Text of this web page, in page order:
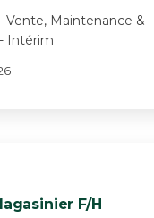
Vente, Maintenance &
Intérim
F/H